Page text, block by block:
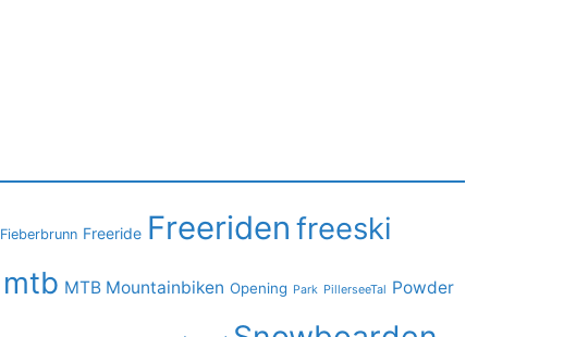
Fieberbrunn Freeride Freeriden freeski
mtb MTB Mountainbiken Opening Park PillerseeTal Powder